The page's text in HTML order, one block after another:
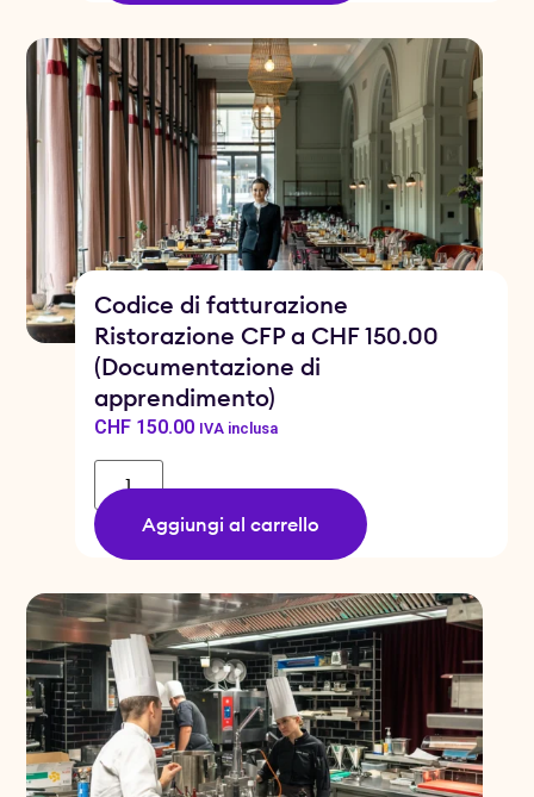
Codice di fatturazione
Ristorazione CFP a CHF 150.00
(Documentazione di
apprendimento)
CHF150.00 IVA inclusa
Aggiungi al carrello